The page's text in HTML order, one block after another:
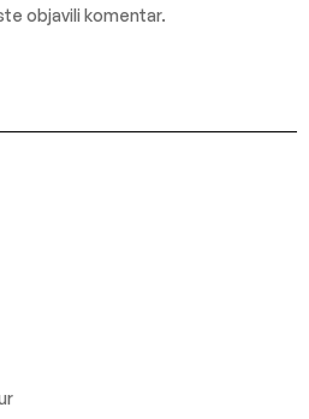
objavili komentar.